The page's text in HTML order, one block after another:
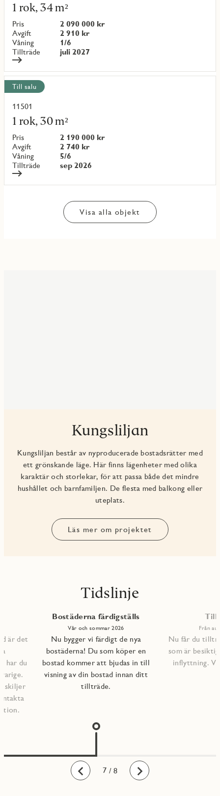
1 rok, 34 m²
Pris
2 090 000 kr
Avgift
2 910 kr
Våning
1/6
Tillträde
juli 2027
mer
om
objekt
{objectNumber}
Till salu
11501
1 rok, 30 m²
Pris
2 190 000 kr
Avgift
2 740 kr
Våning
5/6
Tillträde
sep 2026
Läs
mer
om
objekt
{objectNumber}
Visa alla objekt
Kungsliljan
Kungsliljan består av nyproducerade bostadsrätter med
ett grönskande läge. Här finns lägenheter med olika
karaktär och storlekar, för att passa både det mindre
hushållet och barnfamiljen. De flesta med balkong eller
uteplats.
Läs mer om projektet
Tidslinje
Bakåt
är det
har du
skiljer
Bostäderna färdigställs
Vår och sommar 2026
Nu bygger vi färdigt de nya
bostäderna! Du som köper en
bostad kommer att bjudas in till
visning av din bostad innan ditt
tillträde.
Från
Nu får du
som är
inflyttning.
Framåt
1
2
3
4
5
6
7
8 / 8